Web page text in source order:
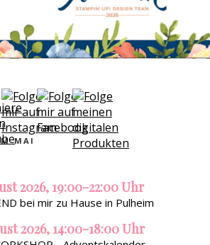
MAI
2026, 19:00-22:00 Uhr
bei mir zu Hause in Pulheim
2026, 14:00-18:00 Uhr